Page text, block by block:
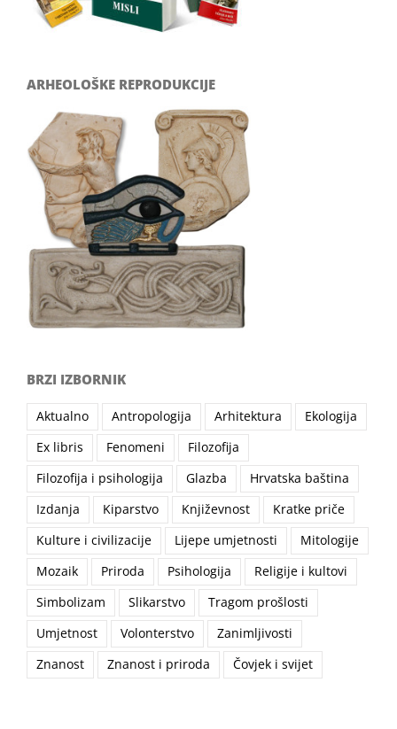
ARHEOLOŠKE REPRODUKCIJE
BRZI IZBORNIK
Aktualno Antropologija Arhitektura
Ekologija
Ex libris
Fenomeni
Filozofija
Filozofija i psihologija
Glazba
Hrvatska baština
Izdanja
Kiparstvo Književnost
Kratke priče
Kulture i civilizacije
Lijepe umjetnosti
Mitologije
Mozaik
Priroda Psihologija
Religije i kultovi
Simbolizam
Slikarstvo
Tragom prošlosti
Umjetnost
Volonterstvo
Zanimljivosti
Znanost
Znanost i priroda Čovjek i svijet